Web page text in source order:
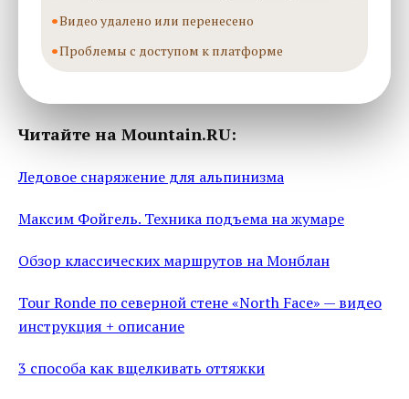
Видео удалено или перенесено
Проблемы с доступом к платформе
Читайте на Mountain.RU:
Ледовое снаряжение для альпинизма
Максим Фойгель. Техника подъема на жумаре
Обзор классических маршрутов на Монблан
Tour Ronde по северной стене «North Face» — видео
инструкция + описание
3 способа как вщелкивать оттяжки